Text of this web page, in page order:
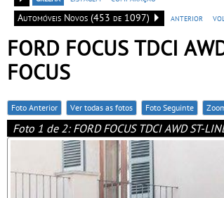
Automóveis Novos (453 de 1097)
anterior
FORD FOCUS TDCI
FOCUS
Foto Anterior Ver todas as fotos Foto Seguinte
Foto 1 de 2: FORD FOCUS TDCI AWD ST-